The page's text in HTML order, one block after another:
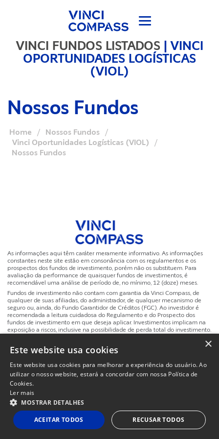
VINCI FUNDOS LISTADOS |VINCI
OPORTUNIDADES LOGÍSTICAS
(VIOL)
Nossos Fundos
Home / Nossos Fundos
/
Vinci Oportunidades Logísticas (VIOL)
/
Nossos Fundos
As informações aqui têm caráter meramente informativo. As informações
constantes neste site estão em consonância com os regulamentos e os
prospectos dos fundos de investimento, porém não os substituem. Para
avaliação da performance de quaisquer fundos de investimentos, é
recomendável uma análise de período de, no mínimo, 12 (doze) meses.
Fundos de investimento não contam com garantia da Vinci Compass, de
qualquer de suas afiliadas, do administrador, de qualquer mecanismo de
seguro ou, ainda, do Fundo Garantidor de Créditos (FGC). Ao investidor é
recomendada a leitura cuidadosa do Regulamento e do Prospecto dos
fundos de investimento em que deseja aplicar. Investimentos implicam na
exposição a riscos, inclusive na possibilidade de perda total do investimento.
Politicas de Privacidade e Termos de UsoPowered byMZ
Site
×
Este website usa cookies
Este website usa cookies para melhorar a experiência do usuário. Ao
utilizar o nosso website, estará a concordar com nossa Política de
Cookies.
Ler mais
MOSTRAR DETALHES
ACEITAR TODOS RECUSAR TODOS